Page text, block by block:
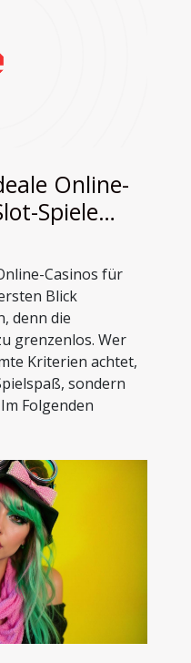
Online-
Spiele
Casinos für
Blick
denn die
grenzenlos. Wer
Kriterien achtet,
sondern
Folgenden